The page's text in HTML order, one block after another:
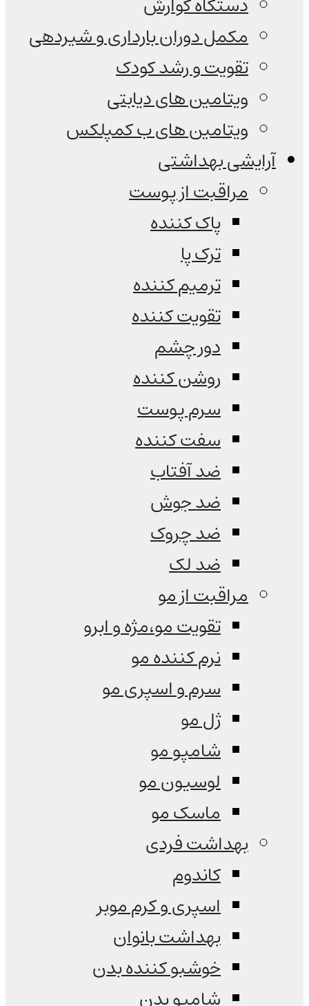
مکمل دوران بارداری و شیردهی
تقویت و رشد کودک
ویتامین های دیابتی
ویتامین های ب کمپلکس
آرایشی بهداشتی
مراقبت از پوست
پاک کننده
ترک پا
ترمیم کننده
تقویت کننده
دور چشم
روشن کننده
سرم پوست
سفت کننده
ضد آفتاب
ضد جوش
ضد چروک
ضد لک
مراقبت از مو
تقویت مو،مژه و ابرو
نرم کننده مو
سرم و اسپری مو
ژل مو
شامپو مو
لوسیون مو
ماسک مو
بهداشت فردی
کاندوم
اسپری و کرم موبر
بهداشت بانوان
خوشبو کننده بدن
شامپو بدن